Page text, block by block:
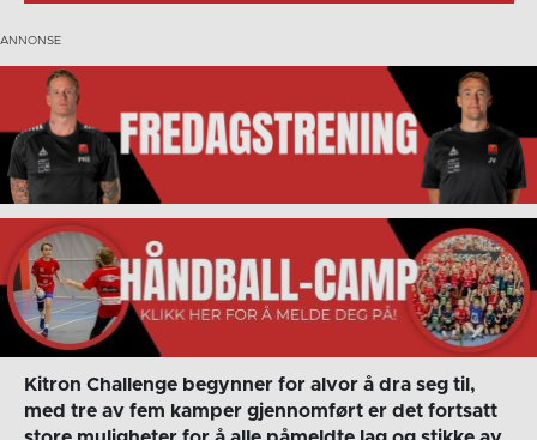
Kitron Challenge begynner for alvor å dra seg til,
med tre av fem kamper gjennomført er det fortsatt